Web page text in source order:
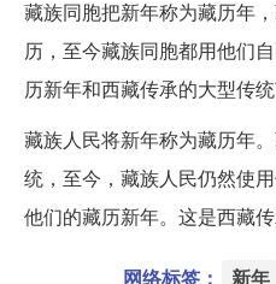
藏族同胞把新年称为藏历年
历，至今藏族同胞都用他们
历新年和西藏传承的大型传统
藏族人民将新年称为藏历年
统，至今，藏族人民仍然使
他们的藏历新年。这是西藏传
网络标签： 新年